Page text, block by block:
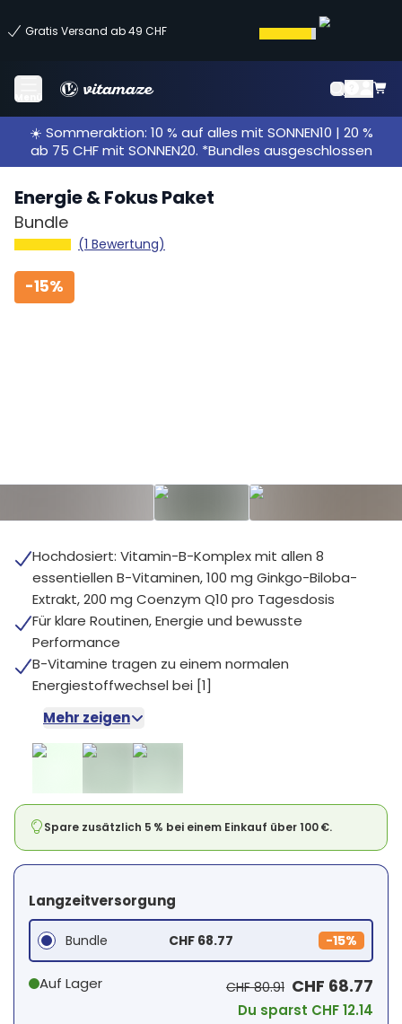
Gratis Versand ab 49 CHF
Menü
☀️ Sommeraktion: 10 % auf alles mit SONNEN10 | 20 %
ab 75 CHF mit SONNEN20. *Bundles ausgeschlossen
Energie & Fokus Paket
Bundle
(1 Bewertung)
-15%
Hochdosiert: Vitamin-B-Komplex mit allen 8
essentiellen B-Vitaminen, 100 mg Ginkgo-Biloba-
Extrakt, 200 mg Coenzym Q10 pro Tagesdosis
Für klare Routinen, Energie und bewusste
Performance
B-Vitamine tragen zu einem normalen
Energiestoffwechsel bei [1]
Mehr zeigen
Spare zusätzlich 5 % bei einem Einkauf über 100 €.
Langzeitversorgung
Bundle CHF 68.77 -15%
Auf Lager CHF 80.91 CHF 68.77
Du sparst CHF 12.14